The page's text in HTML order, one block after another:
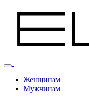
Женщинам
Мужчинам